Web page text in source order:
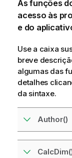
As funções
acesso às
e do
Use a caixa
breve
algumas das
detalhes
da sintaxe.
Author()